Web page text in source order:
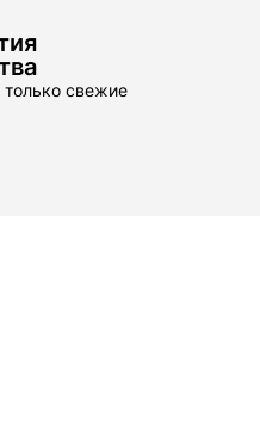
свежие